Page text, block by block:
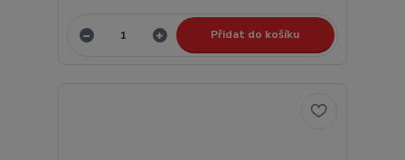
Přidat do košíku